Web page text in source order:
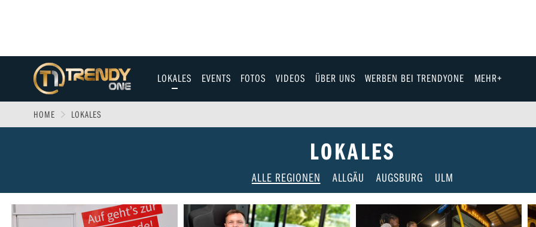
LOKALES
Allgäu
Augsburg
EVENTS FOTOS VIDEOS ÜBER UNS
Team
Jobs & Karriere
WERBEN BEI TRENDYONE MEHR+
Fitness & Gesundheit
Technik
Automobil
HOME LOKALES
LOKALES
ALLE REGIONEN ALLGÄU AUGSBURG ULM